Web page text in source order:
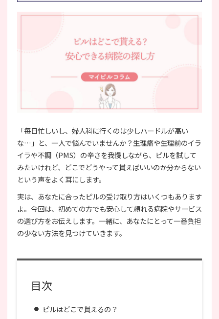
「毎日忙しいし、婦人科に行くのは少しハードルが高い
な…」と、一人で悩んでいませんか？生理痛や生理前のイラ
イラや不調（PMS）の辛さを我慢しながら、ピルを試して
みたいけれど、どこでどうやって貰えばいいのか分からない
という声をよく耳にします。
実は、あなたに合ったピルの受け取り方はいくつもあります
よ。今回は、初めての方でも安心して頼れる病院やサービス
の選び方をお伝えします。一緒に、あなたにとって一番負担
の少ない方法を見つけていきます。
目次
ピルはどこで貰えるの？